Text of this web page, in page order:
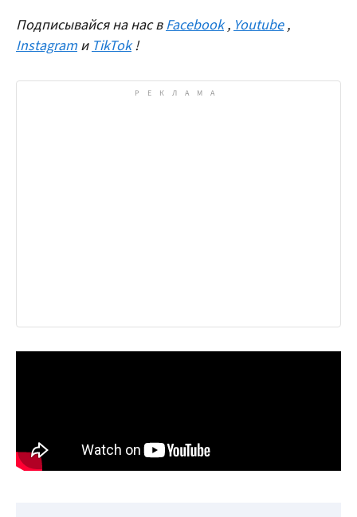
Подписывайся на нас вFacebook ,Youtube ,
Instagram иTikTok !